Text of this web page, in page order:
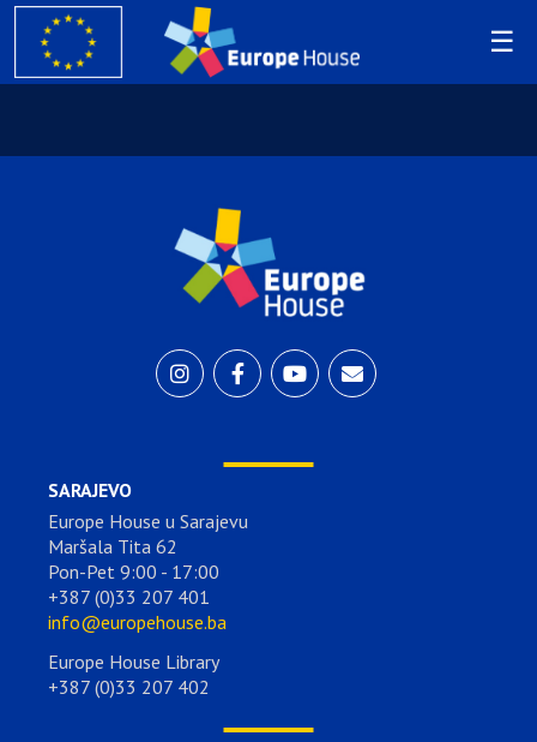
SARAJEVO
Europe House u Sarajevu
Maršala Tita 62
Pon-Pet 9:00 - 17:00
+387 (0)33 207 401
info@europehouse.ba
Europe House Library
+387 (0)33 207 402